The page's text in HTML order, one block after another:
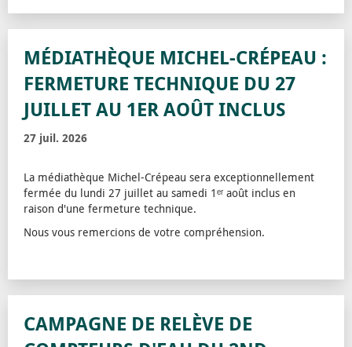
MÉDIATHÈQUE MICHEL-CRÉPEAU :
FERMETURE TECHNIQUE DU 27
JUILLET AU 1ER AOÛT INCLUS
27 juil. 2026
La médiathèque Michel-Crépeau sera exceptionnellement
fermée du lundi 27 juillet au samedi 1ᵉʳ août inclus en
raison d'une fermeture technique.
Nous vous remercions de votre compréhension.
CAMPAGNE DE RELÈVE DE